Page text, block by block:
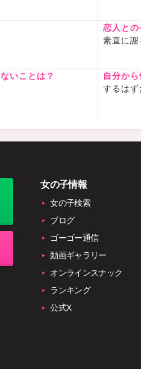
恋人と
素直に謝
いことは？
自分か
するは
女の子情報
女の子検索
ブログ
ゴーゴー通信
動画ギャラリー
オンラインスナック
ランキング
公式X